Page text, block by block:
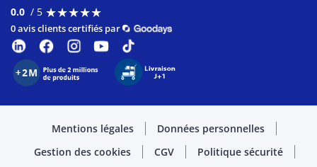
0.0 / 5 ★★★★★
★★★★★
0 avis clients certifiés par
Mentions légales
Données personnelles
Gestion des cookies
CGV
Politique sécurité